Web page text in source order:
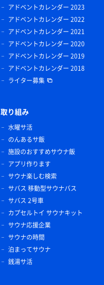
アドベントカレンダー 2023
アドベントカレンダー 2022
アドベントカレンダー 2021
アドベントカレンダー 2020
アドベントカレンダー 2019
アドベントカレンダー 2018
ライター募集
取り組み
水曜サ活
のんあるサ飯
施設のおすすめサウナ飯
アプリ作ります
サウナ楽しむ検索
サバス 移動型サウナバス
サバス 2号車
カプセルトイ サウナキット
サウナ応援企業
サウナの時間
泊まってサウナ
銭湯サ活